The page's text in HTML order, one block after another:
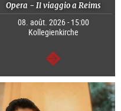
Opera - Il viaggio a Reims
08. août. 2026 - 15:00
Kollegienkirche
Continuer